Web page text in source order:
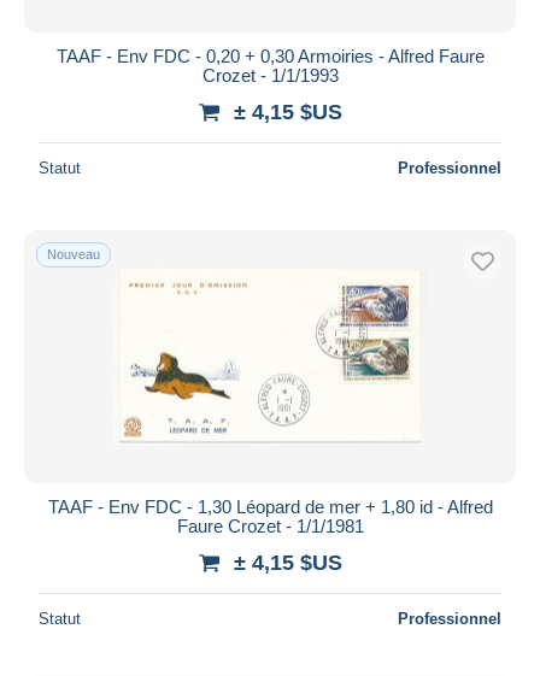
TAAF - Env FDC - 0,20 + 0,30 Armoiries - Alfred Faure
Crozet - 1/1/1993
± 4,15 $US
Statut Professionnel
Nouveau
TAAF - Env FDC - 1,30 Léopard de mer + 1,80 id - Alfred
Faure Crozet - 1/1/1981
± 4,15 $US
Statut Professionnel